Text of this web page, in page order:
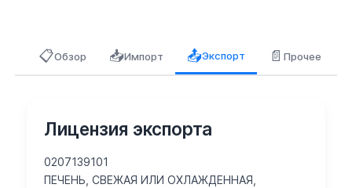
📋Обзор 📥Импорт 📤Экспорт 📄Прочее
Лицензия экспорта
0207139101
ПЕЧЕНЬ, СВЕЖАЯ ИЛИ ОХЛАЖДЕННАЯ,